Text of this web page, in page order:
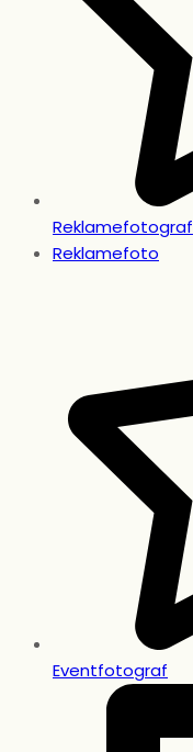
Reklamefotograf
Reklamefoto
Eventfotograf